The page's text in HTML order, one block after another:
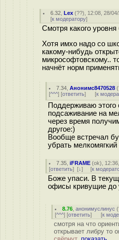
6.32 ,Lex (??), 12:08, 28/
[к модератору]
Смотря какого уровня
Хотя имхо надо со
какому-нибудь
микрософтовскому..
начнёт норм
7.34 ,Анонимс8470528 (
[^^^] [ответить] [к
Поддерживаю этого
подсаживание на
через время
другое:)
Вообще встречал
убрать
7.35 ,iFRAME (ok),
[ответить] [↓] [к
Боже упаси. В
офисы кривущие до
8.76 ,анонимуслинус (
[^^^] [ответить] [к
смотря на что
открывает либру то